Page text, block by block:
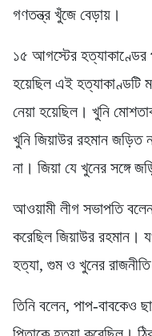
গণতন্ত্র খুঁজে বেড়ায়।
১৫ আগস্টের হত্যাকাণ্ডের
হয়েছিল এই হত্যাকাণ্ডটি
নেয়া হয়েছিল। খুনি
খুনি জিয়াউর রহমান
না। জিয়া যে খুনের সঙ্গে
আওয়ামী লীগ সভাপতি
করেছিল জিয়াউর রহমান।
হত্যা, গুম ও খুনের
তিনি বলেন, পাপ-বাবকেও